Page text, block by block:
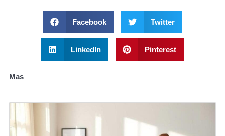
Facebook Twitter
LinkedIn Pinterest
Mas